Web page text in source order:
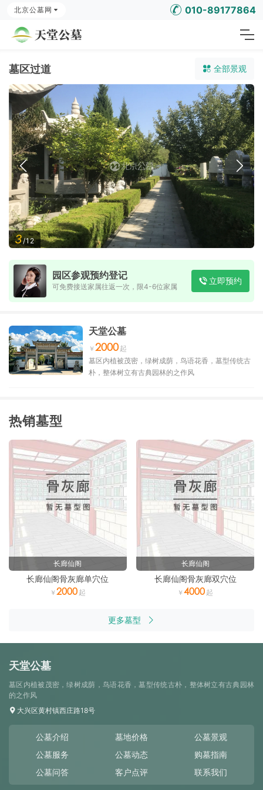
北京公墓网 010-89177864
墓区过道 全部景观
3/12
园区参观预约登记
可免费接送家属往返一次，限4-6位家属
立即预约
天堂公墓
2000
墓区内植被茂密，绿树成荫，鸟语花香，墓型传统古
朴，整体树立有古典园林的之作风
热销墓型
长廊仙阁
长廊仙阁骨灰廊单穴位
2000
长廊仙阁
长廊仙阁骨灰廊双穴位
4000
更多墓型
天堂公墓
墓区内植被茂密，绿树成荫，鸟语花香，墓型传统古朴，整体树立有古典园林
的之作风
大兴区黄村镇西庄路18号
公墓介绍 墓地价格
公墓景观
公墓服务
公墓动态
购墓指南
公墓问答
客户点评 联系我们